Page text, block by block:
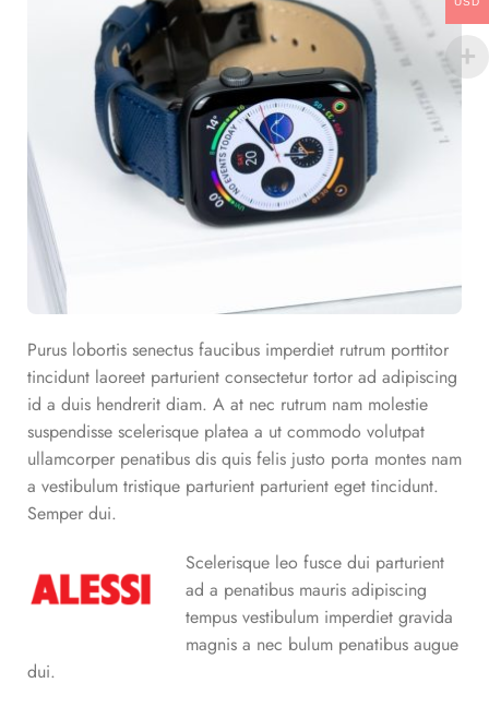
Purus lobortis senectus faucibus imperdiet rutrum porttitor
tincidunt laoreet parturient consectetur tortor ad adipiscing
id a duis hendrerit diam. A at nec rutrum nam molestie
suspendisse scelerisque platea a ut commodo volutpat
ullamcorper penatibus dis quis felis justo porta montes nam
a vestibulum tristique parturient parturient eget tincidunt.
Semper dui.
Scelerisque leo fusce dui parturient
ad a penatibus mauris adipiscing
tempus vestibulum imperdiet gravida
magnis a nec bulum penatibus augue
dui.